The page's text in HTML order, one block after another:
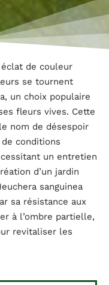
éclat de couleur
se tournent
un choix populaire
fleurs vives. Cette
nom de désespoir
conditions
un entretien
d’un jardin
sanguinea
sa résistance aux
à l’ombre partielle,
revitaliser les